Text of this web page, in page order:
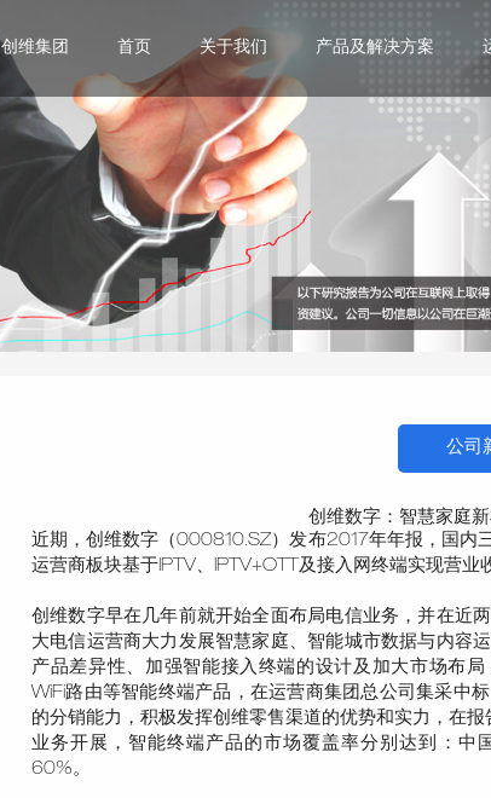
创维集团 首页 关于我们 产品及解决方案
公司
创维数字：智慧家庭
近期，创维数字（000810.SZ）发布2017年年报，国内
运营商板块基于IPTV、IPTV+OTT及接入网终端实现营业
创维数字早在几年前就开始全面布局电信业务，并在近
大电信运营商大力发展智慧家庭、智能城市数据与内容
产品差异性、加强智能接入终端的设计及加大市场布局
WiFi路由等智能终端产品，在运营商集团总公司集采中
的分销能力，积极发挥创维零售渠道的优势和实力，在
业务开展，智能终端产品的市场覆盖率分别达到：中
60%。